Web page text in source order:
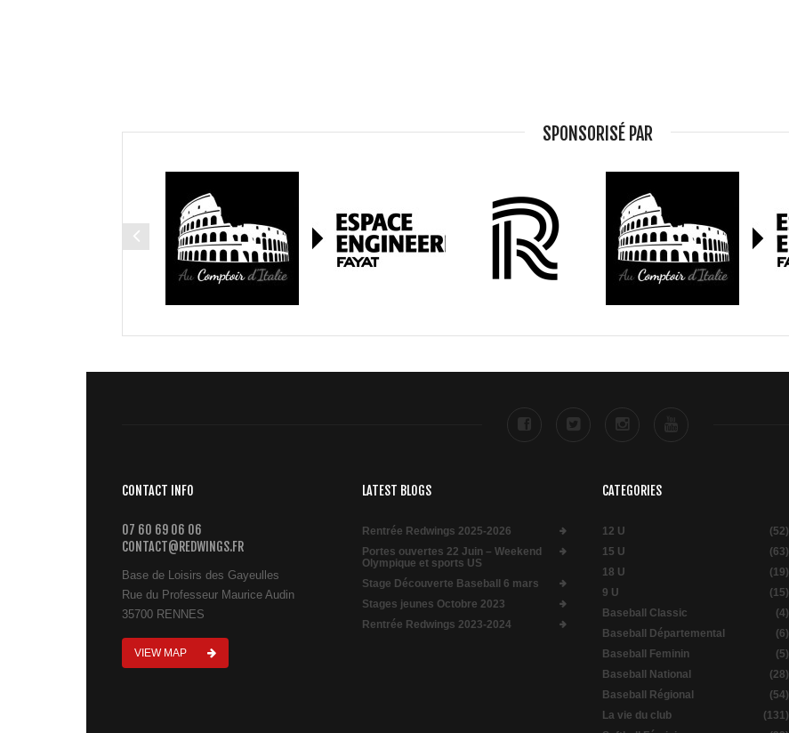
SPONSORISÉ PAR
CONTACT INFO
07 60 69 06 06
CONTACT@REDWINGS.FR
Base de Loisirs des Gayeulles
Rue du Professeur Maurice Audin
35700 RENNES
VIEW MAP
LATEST BLOGS
Rentrée Redwings 2025-2026
Portes ouvertes 22 Juin – Weekend
Olympique et sports US
Stage Découverte Baseball 6 mars
Stages jeunes Octobre 2023
Rentrée Redwings 2023-2024
CATEGORIES
12 U
(52)
15 U
(63)
18 U
(19)
9 U
(15)
Baseball Classic
(4)
Baseball Départemental
(6)
Baseball Feminin
(5)
Baseball National
(28)
Baseball Régional
(54)
La vie du club
(131)